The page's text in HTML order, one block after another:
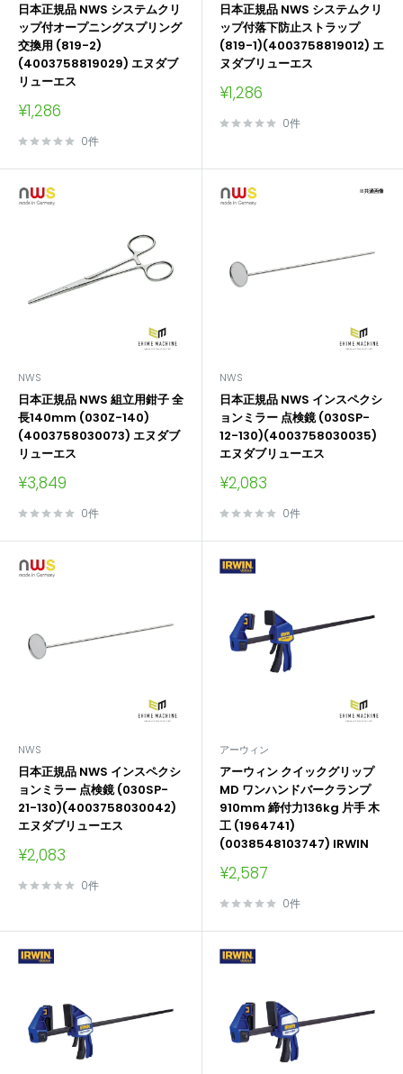
日本正規品 NWS システムクリ
ップ付オープニングスプリング
交換用 (819-2)
(4003758819029) エヌダブ
リューエス
販
売
価
¥1,286
0件
日本正規品 NWS システムクリ
ップ付落下防止ストラップ
(819-1)(4003758819012) エ
ヌダブリューエス
販
売
価
¥1,286
0件
NWS
日本正規品 NWS 組立用鉗子 全
長140mm (030Z-140)
(4003758030073) エヌダブ
リューエス
販
価
¥3,849
0件
NWS
日本正規品 NWS インスペクシ
ョンミラー 点検鏡 (030SP-
12-130)(4003758030035)
エヌダブリューエス
販
価
¥2,083
0件
NWS
日本正規品 NWS インスペクシ
ョンミラー 点検鏡 (030SP-
21-130)(4003758030042)
エヌダブリューエス
販
価
¥2,083
0件
アーウィン
アーウィン クイックグリップ
MD ワンハンドバークランプ
910mm 締付力136kg 片手 木
工 (1964741)
(0038548103747) IRWIN
販
価
¥2,587
0件